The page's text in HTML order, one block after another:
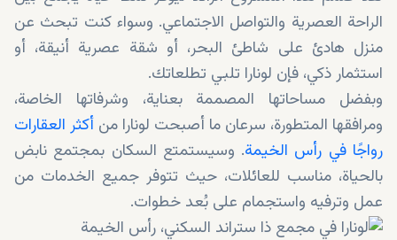
الراحة العصرية والتواصل الاجتماعي. وسواء كنت تبحث عن
منزل هادئ على شاطئ البحر، أو شقة عصرية أنيقة، أو
استثمار ذكي، فإن لونارا تلبي تطلعاتك.
وبفضل مساحاتها المصممة بعناية، وشرفاتها الخاصة،
ومرافقها المتطورة، سرعان ما أصبحت لونارا من أكثر العقارات
رواجًا في رأس الخيمة. وسيستمتع السكان بمجتمع نابض
بالحياة، مناسب للعائلات، حيث تتوفر جميع الخدمات من
عمل وترفيه واستجمام على بُعد خطوات.